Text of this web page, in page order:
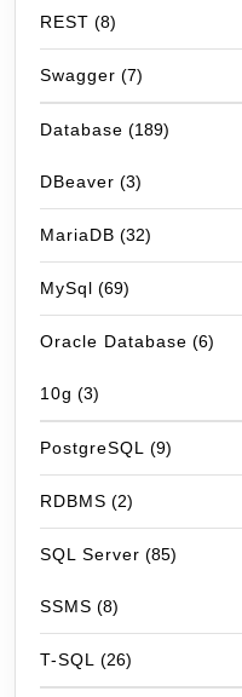
REST (8)
Swagger (7)
Database (189)
DBeaver (3)
MariaDB (32)
MySql (69)
Oracle Database (6)
10g (3)
PostgreSQL (9)
RDBMS (2)
SQL Server (85)
SSMS (8)
T-SQL (26)